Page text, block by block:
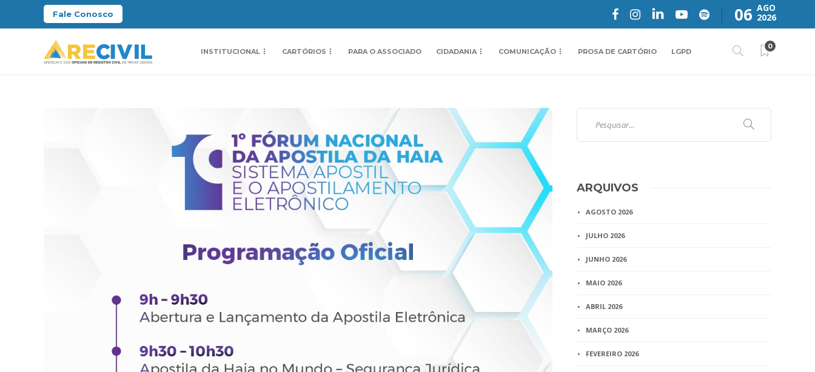
Fale Conosco 06 AGO
2026
INSTITUCIONAL CARTÓRIOS PARA O ASSOCIADO CIDADANIA COMUNICAÇÃO PROSA DE CARTÓRIO LGPD
0
ARQUIVOS
AGOSTO 2026
JULHO 2026
JUNHO 2026
MAIO 2026
ABRIL 2026
MARÇO 2026
FEVEREIRO 2026